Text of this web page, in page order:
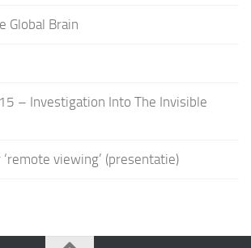
Global Brain
– Investigation Into The Invisible
viewing’ (presentatie)